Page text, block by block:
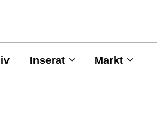
Inserat Markt